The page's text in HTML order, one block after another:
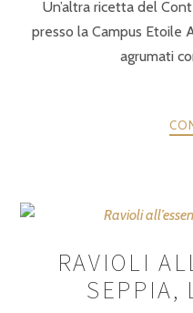
Un’altra ricetta del
presso la Campus Etoile
agrumati
RAVIOLI
SEPPIA,